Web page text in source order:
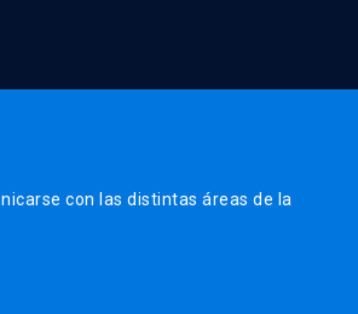
con las distintas áreas de la